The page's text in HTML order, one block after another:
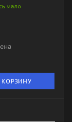
мало
КОРЗИНУ